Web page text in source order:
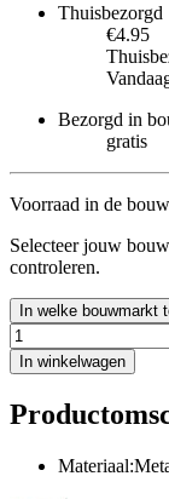
Thuisbezorgd
€4.95
Bezorgd in
gratis
Voorraad in de
Selecteer jouw
controleren.
In welke bouwmarkt
In winkelwagen